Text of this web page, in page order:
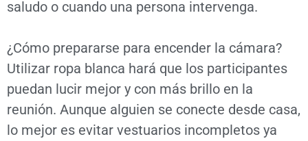
saludo o cuando una persona intervenga.
¿Cómo prepararse para encender la cámara?
Utilizar ropa blanca hará que los participantes
puedan lucir mejor y con más brillo en la
reunión. Aunque alguien se conecte desde casa,
lo mejor es evitar vestuarios incompletos ya